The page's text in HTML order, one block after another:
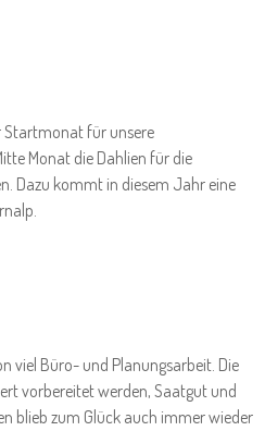
Startmonat für unsere
Monat die Dahlien für die
Dazu kommt in diesem Jahr eine
viel Büro- und Planungsarbeit. Die
vorbereitet werden, Saatgut und
blieb zum Glück auch immer wieder